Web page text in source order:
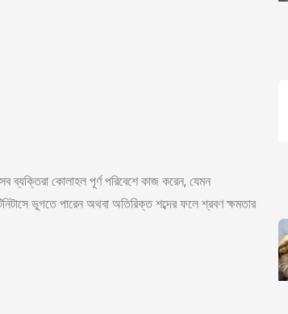
ব্যক্তিরা কোলাহল পূর্ণ পরিবেশে কাজ করেন, যেমন
ভুগতে পারেন অথবা অতিরিক্ত শব্দের ফলে শ্রবণ ক্ষমতার